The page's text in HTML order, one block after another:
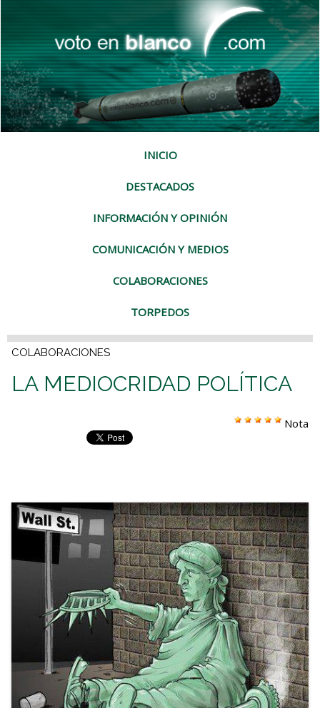
INICIO
DESTACADOS
INFORMACIÓN Y OPINIÓN
COMUNICACIÓN Y MEDIOS
COLABORACIONES
TORPEDOS
COLABORACIONES
LA MEDIOCRIDAD POLÍTICA
Nota